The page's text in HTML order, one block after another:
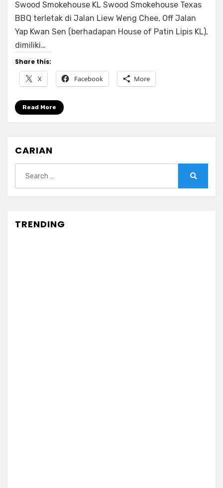
Daging,
Wajib
Cuba
Smokehouse
Texas
Swood Smokehouse KL Swood Smokehouse Texas
BBQ terletak di Jalan Liew Weng Chee, Off Jalan
Yap Kwan Sen (berhadapan House of Patin Lipis KL),
dimiliki…
Share this:
X Facebook More
Read More
CARIAN
for:
TRENDING